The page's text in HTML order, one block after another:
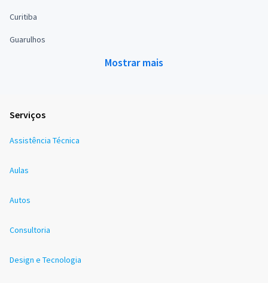
Curitiba
Guarulhos
Mostrar mais
Serviços
Assistência Técnica
Aulas
Autos
Consultoria
Design e Tecnologia